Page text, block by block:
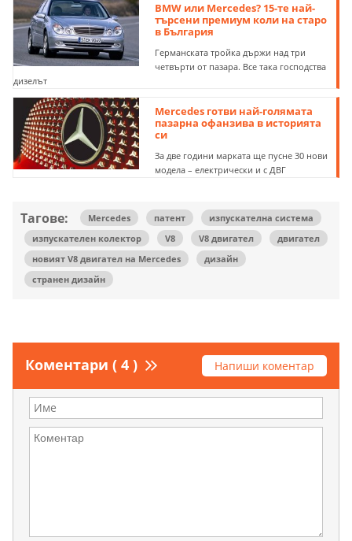
BMW или Mercedes? 15-те най-
търсени премиум коли на старо
в България
Германската тройка държи над три
четвърти от пазара. Все така господства
дизелът
Mercedes готви най-голямата
пазарна офанзива в историята
си
За две години марката ще пусне 30 нови
модела – електрически и с ДВГ
Тагове: Mercedes патент
изпускателна система
изпускателен колектор
V8 V8 двигател
двигател
новият V8 двигател на Mercedes
дизайн
странен дизайн
Коментари ( 4 ) Напиши коментар